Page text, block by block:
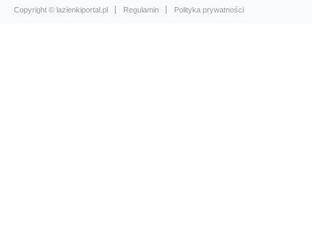
Copyright © lazienkiportal.pl Regulamin Polityka prywatności